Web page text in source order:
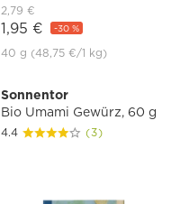
2,79 €
1,95 € -30 %
40 g (48,75 €/1 kg)
Sonnentor
Bio Umami Gewürz, 60 g
4.4 (3)